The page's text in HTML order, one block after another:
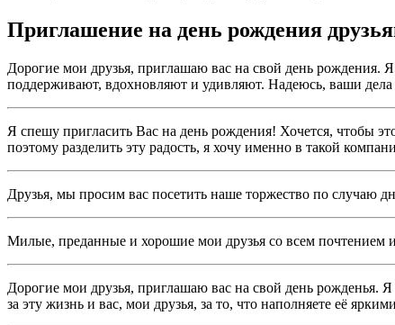
Приглашение на день рождения
Дорогие мои друзья, приглашаю вас на свой день
поддерживают, вдохновляют и удивляют. Надеюсь, ваши
Я спешу пригласить Вас на день рождения! Хочется, чтобы
поэтому разделить эту радость, я хочу именно в такой
Друзья, мы просим вас посетить наше торжество по случаю
Милые, преданные и хорошие мои друзья со всем почтением
Дорогие мои друзья, приглашаю вас на свой день рожденья.
за эту жизнь и вас, мои друзья, за то, что наполняете её